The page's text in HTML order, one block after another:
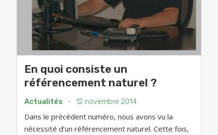
En quoi consiste un
référencement naturel ?
Actualités - 12 novembre 2014
Dans le précédent numéro, nous avons vu la
nécessité d’un référencement naturel. Cette fois,